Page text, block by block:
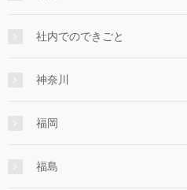
社内でのできごと
神奈川
福岡
福島